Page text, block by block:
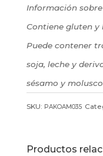
Información
Contiene gluten y
Puede contener
soja, leche y
sésamo y
SKU: PAKOAM035
Productos